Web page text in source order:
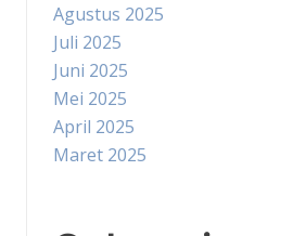
Agustus 2025
Juli 2025
Juni 2025
Mei 2025
April 2025
Maret 2025